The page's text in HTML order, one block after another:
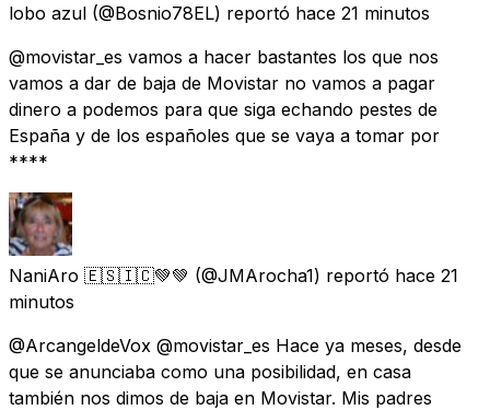
lobo azul (@Bosnio78EL) reportó hace 21 minutos
@movistar_es vamos a hacer bastantes los que nos
vamos a dar de baja de Movistar no vamos a pagar
dinero a podemos para que siga echando pestes de
España y de los españoles que se vaya a tomar por
****
NaniAro 🇪🇸🇮🇨💚💚 (@JMArocha1) reportó hace 21
minutos
@ArcangeldeVox @movistar_es Hace ya meses, desde
que se anunciaba como una posibilidad, en casa
también nos dimos de baja en Movistar. Mis padres